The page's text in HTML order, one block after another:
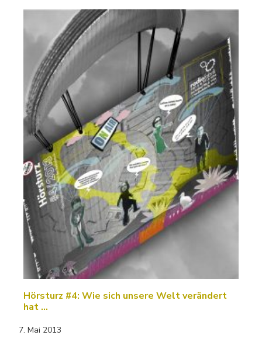
Hörsturz #4: Wie sich unsere Welt verändert
hat ...
7. Mai 2013